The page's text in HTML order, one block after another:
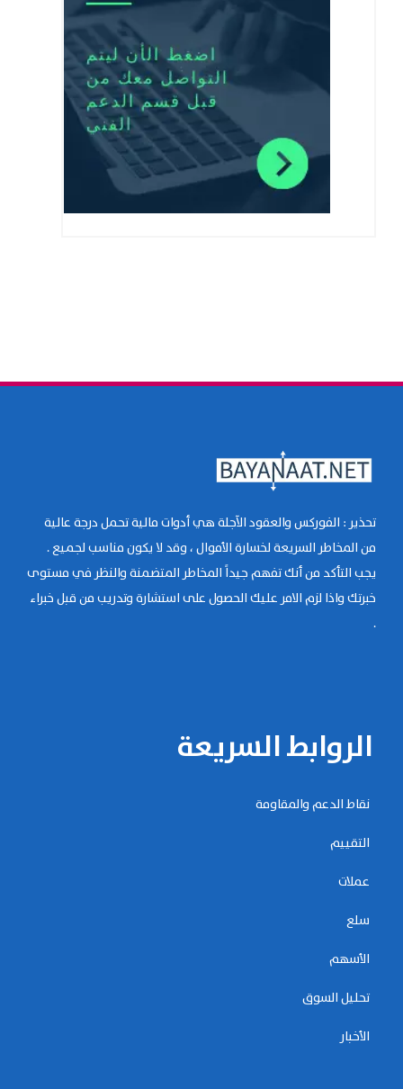
تحذير : الفوركس والعقود الآجلة هي أدوات مالية تحمل درجة عالية
من المخاطر السريعة لخسارة الأموال ، وقد لا يكون مناسب لجميع .
يجب التأكد من أنك تفهم جيداً المخاطر المتضمنة والنظر في مستوى
خبرتك واذا لزم الامر عليك الحصول على استشارة وتدريب من قبل خبراء
.
الروابط السريعة
نقاط الدعم والمقاومة
التقييم
عملات
سلع
الأسهم
تحليل السوق
الأخبار